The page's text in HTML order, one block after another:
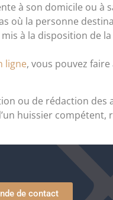
à son domicile ou à
où la personne
à la disposition de
ligne, vous pouvez
ou de rédaction des
huissier compétent,
de contact